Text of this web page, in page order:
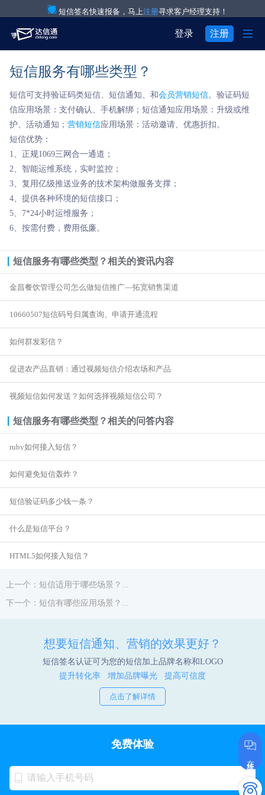
短信签名快速报备，马上注册寻求客户经理支持！
登录 注册 
产品与服务 
验证码通知短信
营销短信
彩信群发
语音通知
语音验证码
解决方案 
 IT互联网行业
 电商行业
 物流行业
 房产行业
关于我们 
 关于达信通
行业资讯
注册
用户中心 
短信服务有哪些类型？
短信可支持验证码类短信、短信通知、和会员营销短信。验证码短
信应用场景：支付确认、手机解绑；短信通知应用场景：升级或维
护、活动通知； 营销短信应用场景：活动邀请、优惠折扣。
短信优势：
1、正规1069三网合一通道；
2、智能运维系统，实时监控；
3、复用亿级推送业务的技术架构做服务支撑；
4、提供各种环境的短信接口；
5、7*24小时运维服务；
6、按需付费，费用低廉。
短信服务有哪些类型？相关的资讯内容
金昌餐饮管理公司怎么做短信推广—拓宽销售渠道
10660507短信码号归属查询、申请开通流程
如何群发彩信？
促进农产品直销：通过视频短信介绍农场和产品
视频短信如何发送？如何选择视频短信公司？
短信服务有哪些类型？相关的问答内容
ruby如何接入短信？
如何避免短信轰炸？
短信验证码多少钱一条？
什么是短信平台？
HTML5如何接入短信？
上一个：短信适用于哪些场景？...
下一个：短信有哪些应用场景？...
想要短信通知、营销的效果更好？
短信签名认证可为您的短信加上品牌名称和LOGO
提升转化率 增加品牌曝光 提高可信度
点击了解详情
在线咨询
免费体验